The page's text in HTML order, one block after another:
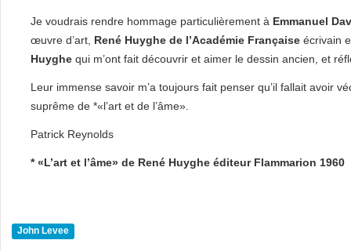
Je voudrais rendre hommage particulièrement à Emmanuel
œuvre d’art, René Huyghe de l’Académie Française écrivain
Huyghe qui m’ont fait découvrir et aimer le dessin ancien, et
Leur immense savoir m’a toujours fait penser qu’il fallait avoir
suprême de *«l’art et de l’âme».
Patrick Reynolds
* «L’art et l’âme» de René Huyghe éditeur Flammarion 1960
John Levee